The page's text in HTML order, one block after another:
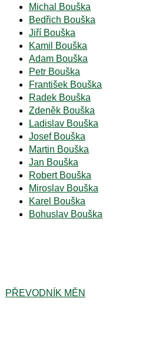
Michal Bouška
Bedřich Bouška
Jiří Bouška
Kamil Bouška
Adam Bouška
Petr Bouška
František Bouška
Radek Bouška
Zdeněk Bouška
Ladislav Bouška
Josef Bouška
Martin Bouška
Jan Bouška
Robert Bouška
Miroslav Bouška
Karel Bouška
Bohuslav Bouška
PŘEVODNÍK MĚN